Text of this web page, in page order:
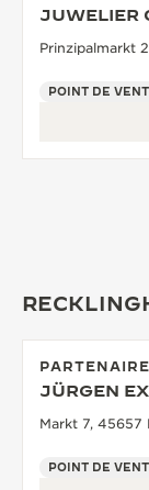
JUWELIER
Prinzipalmarkt
POINT DE
JÜRGEN
Markt 7, 45657
POINT DE